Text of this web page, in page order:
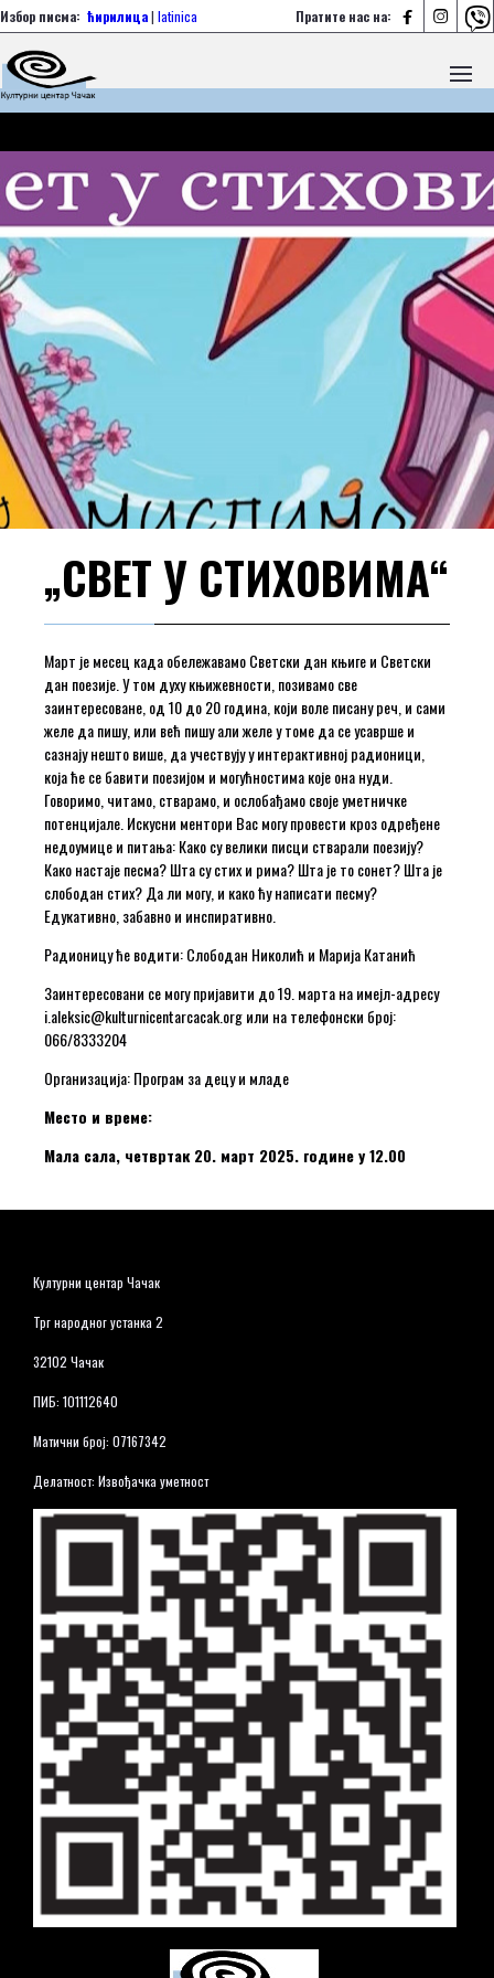
Пратите нас на:   
Избор писма: ћирилица| latinica
„СВЕТ У СТИХОВИМА“
Март је месец када обележавамо Светски дан књиге и Светски
дан поезије. У том духу књижевности, позивамо све
заинтересоване, од 10 до 20 година, који воле писану реч, и сами
желе да пишу, или већ пишу али желе у томе да се усаврше и
сазнају нешто више, да учествују у интерактивној радионици,
која ће се бавити поезијом и могућностима које она нуди.
Говоримо, читамо, стварамо, и ослобађамо своје уметничке
потенцијале. Искусни ментори Вас могу провести кроз одређене
недоумице и питања: Како су велики писци стварали поезију?
Како настаје песма? Шта су стих и рима? Шта је то сонет? Шта је
слободан стих? Да ли могу, и како ћу написати песму?
Едукативно, забавно и инспиративно.
Радионицу ће водити: Слободан Николић и Марија Катанић
Заинтересовани се могу пријавити до 19. марта на имејл-адресу
i.aleksic@kulturnicentarcacak.org или на телефонски број:
066/8333204
Организација: Програм за децу и младе
Место и време:
Мала сала, четвртак 20. март 2025. године у 12.00
Културни центар Чачак
Трг народног устанка 2
32102 Чачак
ПИБ: 101112640
Матични број: 07167342
Делатност: Извођачка уметност